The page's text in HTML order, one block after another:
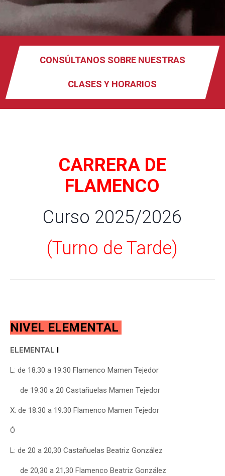
CONSÚLTANOS SOBRE NUESTRAS
CLASES Y HORARIOS
CARRERA DE
FLAMENCO
Curso 2025/2026
(Turno de Tarde)
NIVEL ELEMENTAL
ELEMENTAL
L: de 18.30 a 19.30 Flamenco Mamen Tejedor
de 19.30 a 20 Castañuelas Mamen Tejedor
X: de 18.30 a 19.30 Flamenco Mamen Tejedor
Ó
L: de 20 a 20,30 Castañuelas Beatriz González
de 20,30 a 21,30 Flamenco Beatriz González